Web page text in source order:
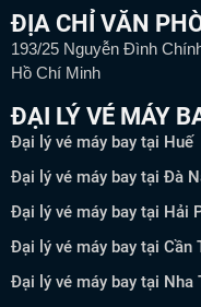
ĐỊA CHỈ VĂN
193/25 Nguyễn Đình
Hồ Chí Minh
ĐẠI LÝ VÉ MÁY
Đại lý vé máy bay tại Huế
Đại lý vé máy bay tại Đà
Đại lý vé máy bay tại Hải
Đại lý vé máy bay tại Cần
Đại lý vé máy bay tại Nha